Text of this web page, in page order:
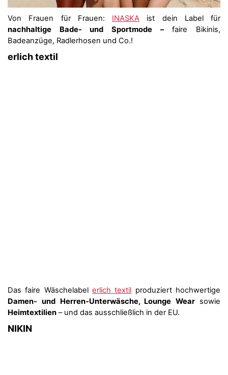
Von Frauen für Frauen: INASKA ist dein Label für
nachhaltige Bade- und Sportmode –faire Bikinis,
Badeanzüge, Radlerhosen und Co.!
erlich textil
Das faire Wäschelabel erlich textil produziert hochwertige
Damen- und Herren-Unterwäsche, Lounge Wear sowie
Heimtextilien – und das ausschließlich in der EU.
NIKIN